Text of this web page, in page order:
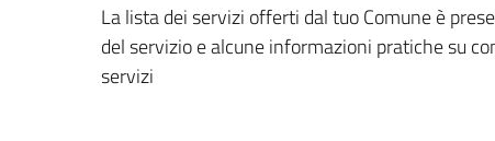
La lista dei servizi offerti dal tuo Comune è
del servizio e alcune informazioni pratiche su
servizi